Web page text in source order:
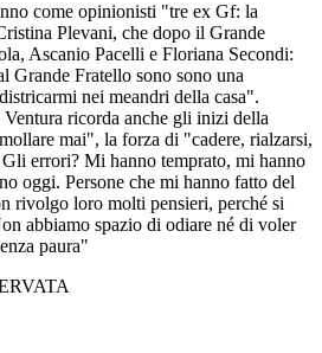
come opinionisti "tre ex Gf: la
Plevani, che dopo il Grande
Ascanio Pacelli e Floriana Secondi:
Grande Fratello sono sono una
nei meandri della casa".
ricorda anche gli inizi della
mai", la forza di "cadere, rialzarsi,
errori? Mi hanno temprato, mi hanno
oggi. Persone che mi hanno fatto del
rivolgo loro molti pensieri, perché si
abbiamo spazio di odiare né di voler
paura"